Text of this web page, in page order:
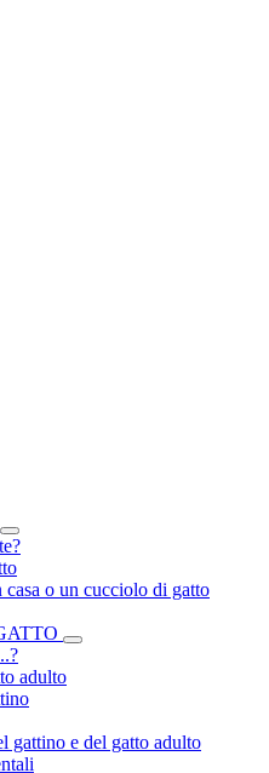
o un cucciolo di gatto
adulto
gattino e del gatto adulto